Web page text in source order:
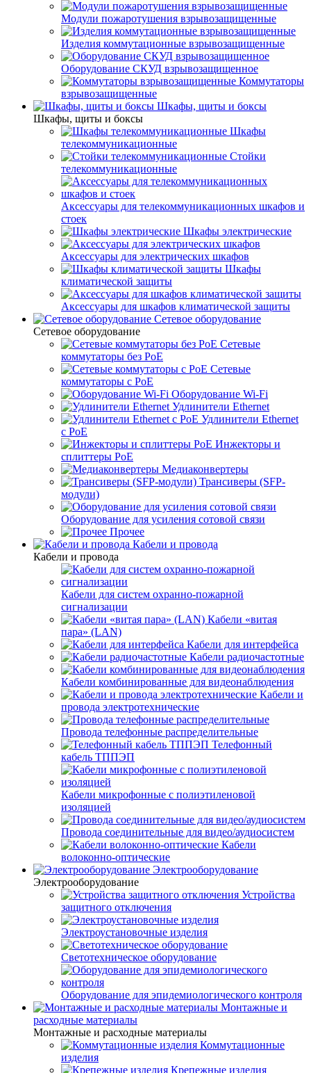
Модули пожаротушения взрывозащищенные
Изделия коммутационные взрывозащищенные
Оборудование СКУД взрывозащищенное
Коммутаторы
взрывозащищенные
Шкафы, щиты и боксы
Шкафы, щиты и боксы
Шкафы
телекоммуникационные
Стойки
телекоммуникационные
Аксессуары для телекоммуникационных шкафов и
стоек
Шкафы электрические
Аксессуары для электрических шкафов
Шкафы
климатической защиты
Аксессуары для шкафов климатической защиты
Сетевое оборудование
Сетевое оборудование
Сетевые
коммутаторы без PoE
Сетевые
коммутаторы с PoE
Оборудование Wi-Fi
Удлинители Ethernet
Удлинители Ethernet
с PoE
Инжекторы и
сплиттеры PoE
Медиаконвертеры
Трансиверы (SFP-
модули)
Оборудование для усиления сотовой связи
Прочее
Кабели и провода
Кабели и провода
Кабели для систем охранно-пожарной
сигнализации
Кабели «витая
пара» (LAN)
Кабели для интерфейса
Кабели радиочастотные
Кабели комбинированные для видеонаблюдения
Кабели и
провода электротехнические
Провода телефонные распределительные
Телефонный
кабель ТППЭП
Кабели микрофонные с полиэтиленовой
изоляцией
Провода соединительные для видео/аудиосистем
Кабели
волоконно-оптические
Электрооборудование
Электрооборудование
Устройства
защитного отключения
Электроустановочные изделия
Светотехническое оборудование
Оборудование для эпидемиологического контроля
Монтажные и
расходные материалы
Монтажные и расходные материалы
Коммутационные
изделия
Крепежные изделия